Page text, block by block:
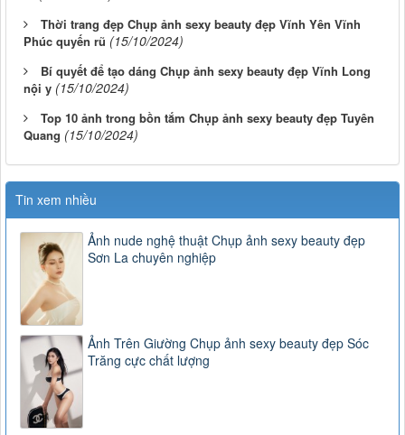
Thời trang đẹp Chụp ảnh sexy beauty đẹp Vĩnh Yên Vĩnh
Phúc quyến rũ (15/10/2024)
Bí quyết để tạo dáng Chụp ảnh sexy beauty đẹp Vĩnh Long
nội y (15/10/2024)
Top 10 ảnh trong bồn tắm Chụp ảnh sexy beauty đẹp Tuyên
Quang (15/10/2024)
Tin xem nhiều
Ảnh nude nghệ thuật Chụp ảnh sexy beauty đẹp
Sơn La chuyên nghiệp
Ảnh Trên Giường Chụp ảnh sexy beauty đẹp Sóc
Trăng cực chất lượng